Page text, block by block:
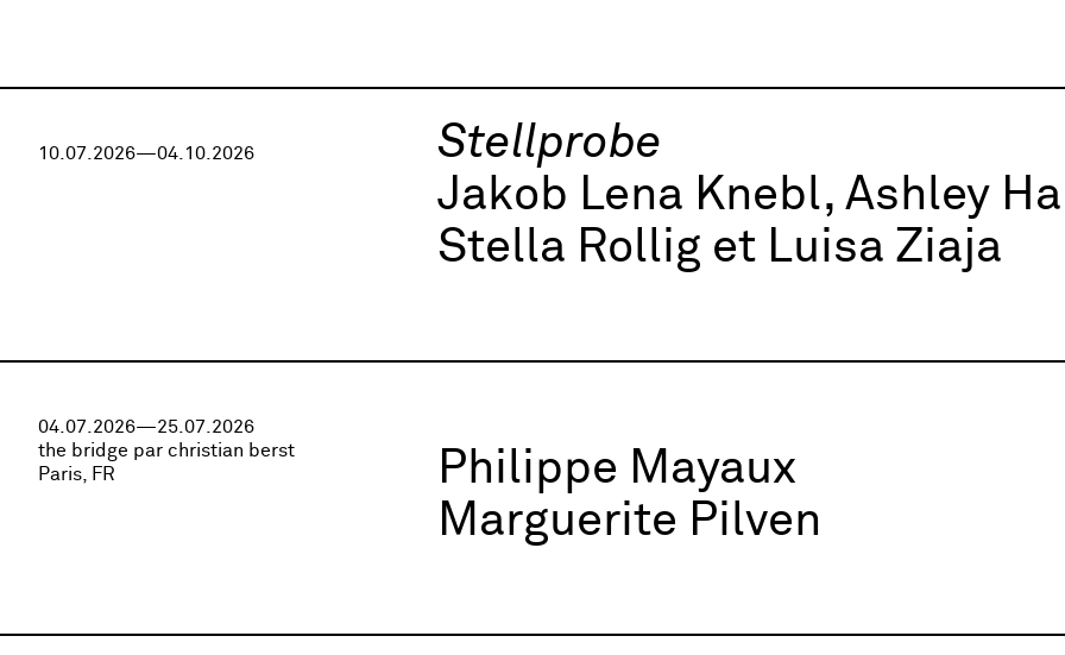
Stellprobe
Jakob Lena Knebl, Ashley
Stella Rollig et Luisa Ziaja
10.07.2026—04.10.2026
Philippe Mayaux
Marguerite Pilven
04.07.2026—25.07.2026
the bridge par christian berst
Paris, FR